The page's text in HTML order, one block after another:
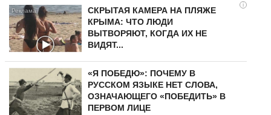
i
СКРЫТАЯ КАМЕРА НА ПЛЯЖЕ
КРЫМА: ЧТО ЛЮДИ
ВЫТВОРЯЮТ, КОГДА ИХ НЕ
ВИДЯТ...
«Я ПОБЕДЮ»: ПОЧЕМУ В
РУССКОМ ЯЗЫКЕ НЕТ СЛОВА,
ОЗНАЧАЮЩЕГО «ПОБЕДИТЬ» В
ПЕРВОМ ЛИЦЕ